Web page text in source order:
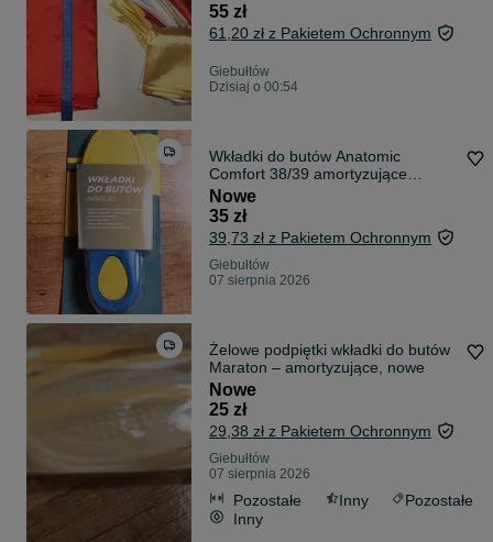
55 zł
61,20 zł z Pakietem Ochronnym
Giebułtów
Dzisiaj o 00:54
Wkładki do butów Anatomic
Comfort 38/39 amortyzujące
oddychające
Nowe
35 zł
39,73 zł z Pakietem Ochronnym
Giebułtów
07 sierpnia 2026
Żelowe podpiętki wkładki do butów
Maraton – amortyzujące, nowe
Nowe
25 zł
29,38 zł z Pakietem Ochronnym
Giebułtów
07 sierpnia 2026
Pozostałe Inny
Pozostałe
Inny